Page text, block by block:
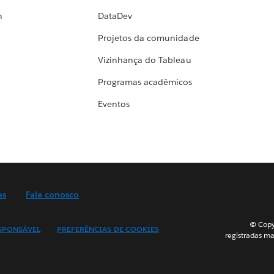
DataDev
Projetos da comunidade
Vizinhança do Tableau
Programas acadêmicos
Eventos
Fale conosco
PREFERÊNCIAS DE COOKIES
©
registradas